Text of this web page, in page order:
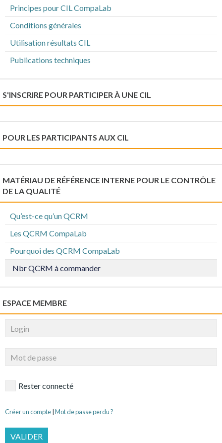
Principes pour CIL CompaLab
Conditions générales
Utilisation résultats CIL
Publications techniques
S'INSCRIRE POUR PARTICIPER À UNE CIL
POUR LES PARTICIPANTS AUX CIL
MATÉRIAU DE RÉFÉRENCE INTERNE POUR LE CONTRÔLE
DE LA QUALITÉ
Qu’est-ce qu’un QCRM
Les QCRM CompaLab
Pourquoi des QCRM CompaLab
Nbr QCRM à commander
ESPACE MEMBRE
Rester connecté
Créer un compte Mot de passe perdu ?
VALIDER